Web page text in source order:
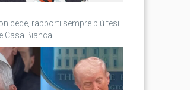
cede, rapporti sempre più tesi
Casa Bianca